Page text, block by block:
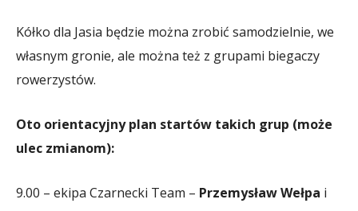
Kółko dla Jasia będzie można zrobić samodzielnie, we
własnym gronie, ale można też z grupami biegaczy
rowerzystów.
Oto orientacyjny plan startów takich grup (może
ulec zmianom):
9.00 – ekipa Czarnecki Team – Przemysław Wełpa i